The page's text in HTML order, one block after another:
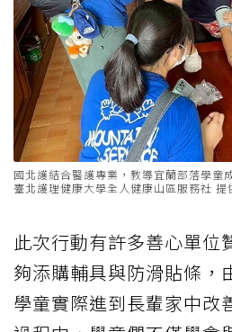
國北護結合醫護專業，教導宜蘭部落學童
臺北護理健康大學全人健康山區服務社 提
此次行動有許多善心單位
夠添購輔具與防滑貼條，
學童實際進到長輩家中改